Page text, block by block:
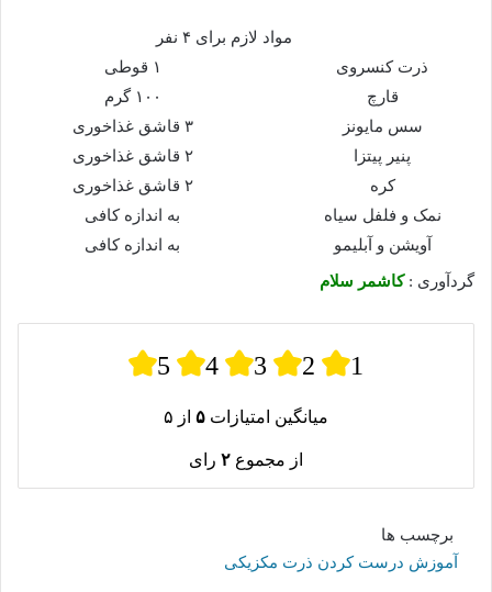
مواد لازم برای ۴ نفر
ذرت کنسروی
۱ قوطی
قارچ
۱۰۰ گرم
سس مایونز
۳ قاشق غذاخوری
پنیر پیتزا
۲ قاشق غذاخوری
کره
۲ قاشق غذاخوری
نمک و فلفل سیاه
به اندازه کافی
آویشن و آبلیمو
به اندازه کافی
گردآوری :کاشمر سلام
5 4 3 2 1
میانگین امتیازات ۵ از ۵
از مجموع ۲ رای
برچسب ها
آموزش درست کردن ذرت مکزیکی